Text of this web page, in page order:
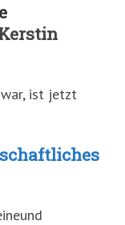
war, ist jetzt